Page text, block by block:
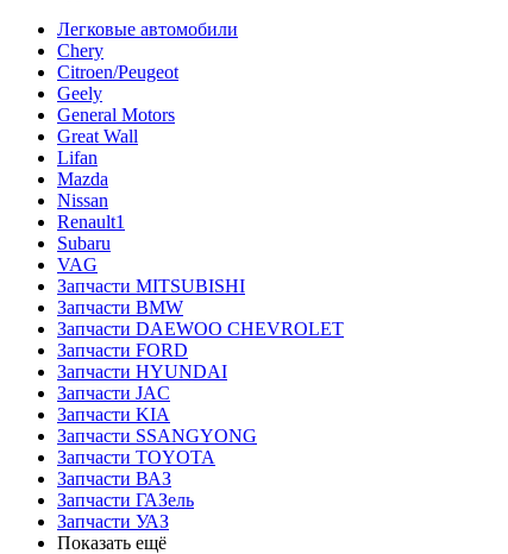
Легковые автомобили
Chery
Citroen/Peugeot
Geely
General Motors
Great Wall
Lifan
Mazda
Nissan
Renault1
Subaru
VAG
Запчасти MITSUBISHI
Запчасти BMW
Запчасти DAEWOO CHEVROLET
Запчасти FORD
Запчасти HYUNDAI
Запчасти JAC
Запчасти KIA
Запчасти SSANGYONG
Запчасти TOYOTA
Запчасти ВАЗ
Запчасти ГАЗель
Запчасти УАЗ
Показать ещё